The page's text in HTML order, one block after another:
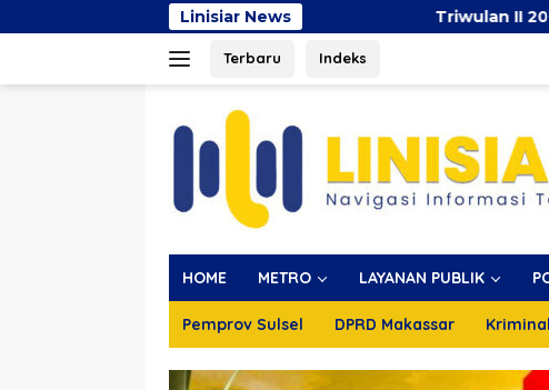
ke
Linisiar NewsTriwulan II 2026, Pendapatan
Terbaru Indeks
HOME METRO LAYANAN PUBLIK
Pemprov Sulsel DPRD Makassar Kriminal